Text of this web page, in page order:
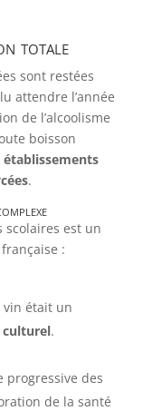
totale
sont restées
attendre l’année
de l’alcoolisme
boisson
établissements
.
scolaires est un
:
vin était un
culturel.
progressive des
de la santé